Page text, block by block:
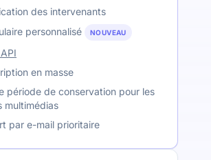
des intervenants
personnalisé
NOUVEAU
en masse
période de conservation pour les
multimédias
par e-mail prioritaire